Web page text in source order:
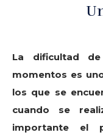
La dificultad
momentos es
los que se
cuando se
importante el